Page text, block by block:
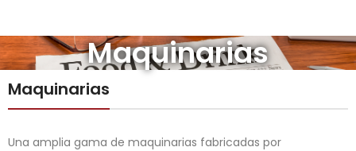
Maquinarias
Maquinarias
Una amplia gama de maquinarias fabricadas por